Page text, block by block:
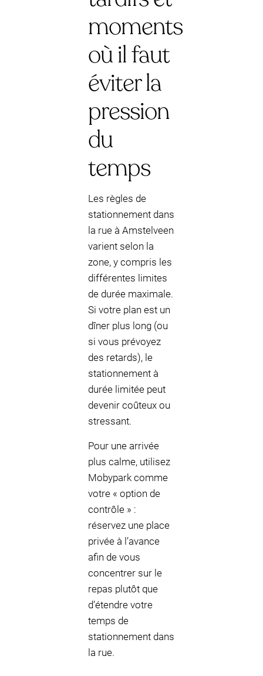
moments
où il faut
éviter la
pression
du
temps
Les règles de
stationnement dans
la rue à Amstelveen
varient selon la
zone, y compris les
différentes limites
de durée maximale.
Si votre plan est un
dîner plus long (ou
si vous prévoyez
des retards), le
stationnement à
durée limitée peut
devenir coûteux ou
stressant.
Pour une arrivée
plus calme, utilisez
Mobypark comme
votre « option de
contrôle » :
réservez une place
privée à l’avance
afin de vous
concentrer sur le
repas plutôt que
d’étendre votre
temps de
stationnement dans
la rue.